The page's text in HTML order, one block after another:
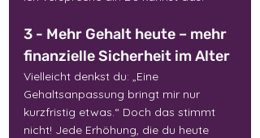
3 - Mehr Gehalt heute – mehr
finanzielle Sicherheit im Alter
Vielleicht denkst du: „Eine
Gehaltsanpassung bringt mir nur
kurzfristig etwas.“ Doch das stimmt
nicht! Jede Erhöhung, die du heute